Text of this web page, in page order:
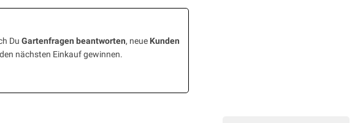
Du Gartenfragen beantworten, neue Kunden
nächsten Einkauf gewinnen.